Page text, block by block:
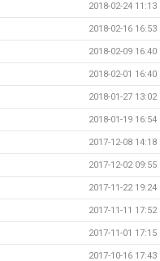
2018-02-24 11:13
2018-02-16 16:53
2018-02-09 16:40
2018-02-01 16:40
2018-01-27 13:02
2018-01-19 16:54
2017-12-08 14:18
2017-12-02 09:55
2017-11-22 19:24
2017-11-11 17:52
2017-11-01 17:15
2017-10-16 17:43